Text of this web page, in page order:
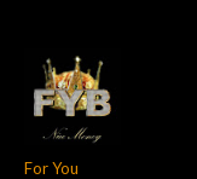
For You